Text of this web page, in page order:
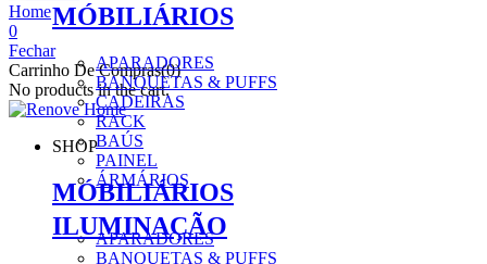
MÓBILIÁRIOS
APARADORES
BANQUETAS & PUFFS
CADEIRAS
RACK
BAÚS
PAINEL
ÁRMÁRIOS
ILUMINAÇÃO
0
Fechar
Carrinho De Compras(0)
No products in the cart.
SHOP
MÓBILIÁRIOS
APARADORES
BANQUETAS & PUFFS